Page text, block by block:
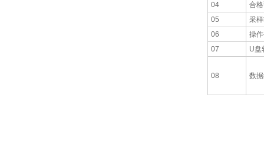
04
合
05
采
06
操
07
U盘
08 数